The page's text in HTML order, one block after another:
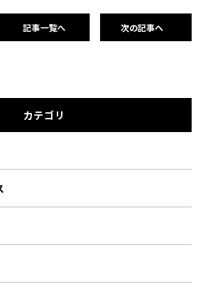
記事一覧へ 次の記事へ
カテゴリ